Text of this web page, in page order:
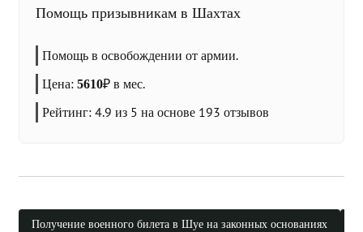
Помощь призывникам в Шахтах
Помощь в освобождении от армии.
Цена: 5610₽ в мес.
Рейтинг: 4.9 из 5 на основе 193 отзывов
Получение военного билета в Шуе на законных основаниях